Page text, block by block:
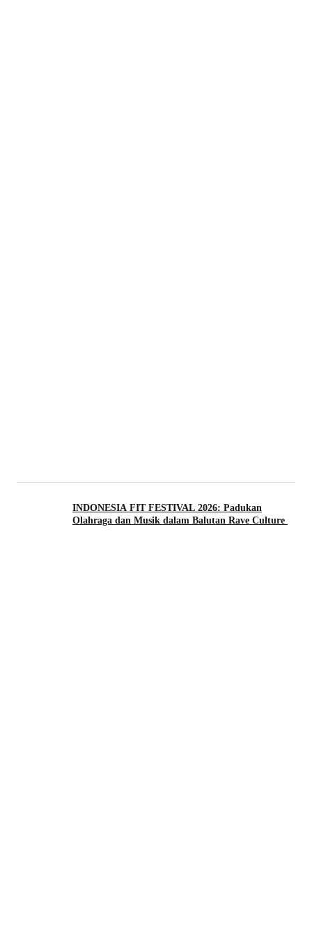
INDONESIA FIT FESTIVAL 2026: Padukan
Olahraga dan Musik dalam Balutan Rave Culture